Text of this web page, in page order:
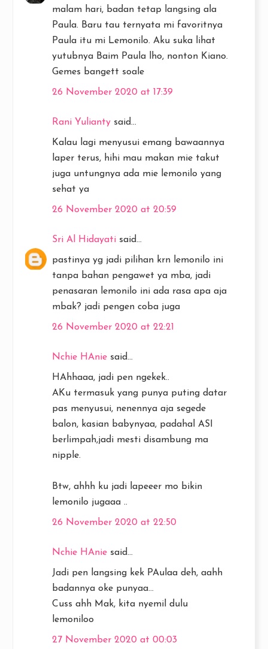
malam hari, badan tetap langsing ala
Paula. Baru tau ternyata mi favoritnya
Paula itu mi Lemonilo. Aku suka lihat
yutubnya Baim Paula lho, nonton Kiano.
Gemes bangett soale
26 November 2020 at 17:39
Rani Yulianty said...
Kalau lagi menyusui emang bawaannya
laper terus, hihi mau makan mie takut
juga untungnya ada mie lemonilo yang
sehat ya
26 November 2020 at 20:59
Sri Al Hidayati said...
pastinya yg jadi pilihan krn lemonilo ini
tanpa bahan pengawet ya mba, jadi
penasaran lemonilo ini ada rasa apa aja
mbak? jadi pengen coba juga
26 November 2020 at 22:21
Nchie HAnie said...
HAhhaaa, jadi pen ngekek..
AKu termasuk yang punya puting datar
pas menyusui, nenennya aja segede
balon, kasian babynyaa, padahal ASI
berlimpah,jadi mesti disambung ma
nipple.
Btw, ahhh ku jadi lapeeer mo bikin
lemonilo jugaaa ..
26 November 2020 at 22:50
Nchie HAnie said...
Jadi pen langsing kek PAulaa deh, aahh
badannya oke punyaa...
Cuss ahh Mak, kita nyemil dulu
lemoniloo
27 November 2020 at 00:03